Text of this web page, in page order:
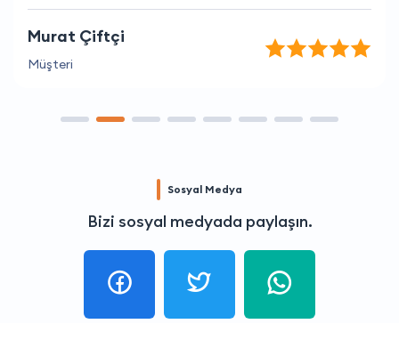
Murat Çiftçi
Müşteri
Sosyal Medya
Bizi sosyal medyada paylaşın.